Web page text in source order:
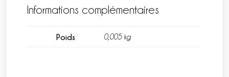
Informations complémentaires
Poids 0,005 kg